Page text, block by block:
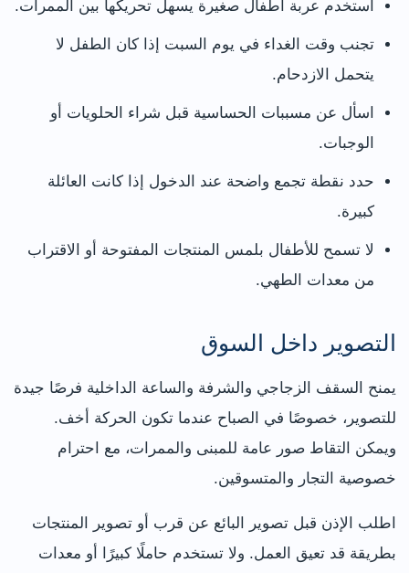
استخدم عربة أطفال صغيرة يسهل تحريكها بين الممرات.
تجنب وقت الغداء في يوم السبت إذا كان الطفل لا
يتحمل الازدحام.
اسأل عن مسببات الحساسية قبل شراء الحلويات أو
الوجبات.
حدد نقطة تجمع واضحة عند الدخول إذا كانت العائلة
كبيرة.
لا تسمح للأطفال بلمس المنتجات المفتوحة أو الاقتراب
من معدات الطهي.
التصوير داخل السوق
يمنح السقف الزجاجي والشرفة والساعة الداخلية فرصًا جيدة
للتصوير، خصوصًا في الصباح عندما تكون الحركة أخف.
ويمكن التقاط صور عامة للمبنى والممرات، مع احترام
خصوصية التجار والمتسوقين.
اطلب الإذن قبل تصوير البائع عن قرب أو تصوير المنتجات
بطريقة قد تعيق العمل. ولا تستخدم حاملًا كبيرًا أو معدات